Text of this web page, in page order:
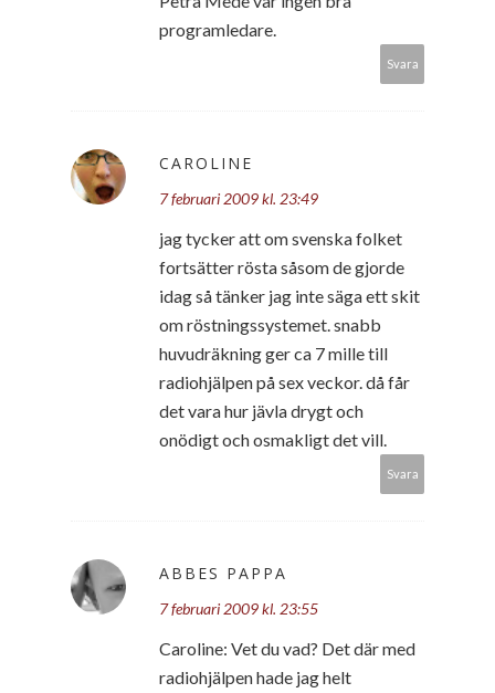
programledare.
Svara
CAROLINE
7 februari 2009 kl. 23:49
jag tycker att om svenska folket
fortsätter rösta såsom de gjorde
idag så tänker jag inte säga ett skit
om röstningssystemet. snabb
huvudräkning ger ca 7 mille till
radiohjälpen på sex veckor. då får
det vara hur jävla drygt och
onödigt och osmakligt det vill.
Svara
ABBES PAPPA
7 februari 2009 kl. 23:55
Caroline: Vet du vad? Det där med
radiohjälpen hade jag helt